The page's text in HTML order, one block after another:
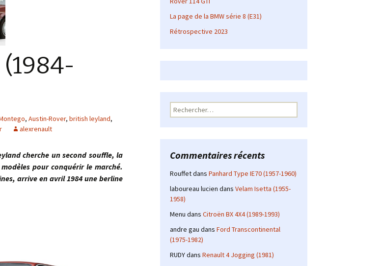
, Austin-Rover, british leyland,
alexrenault
cherche un second souffle, la
pour conquérir le marché.
arrive en avril 1984 une berline
La page de la BMW série 8 (E31)
Rétrospective 2023
Rechercher :
Commentaires récents
Rouffetdans Panhard Type IE70 (1957-1960)
laboureau lucien dans Velam Isetta (1955-
1958)
Menu dans Citroën BX 4X4 (1989-1993)
andre gau dans Ford Transcontinental
(1975-1982)
RUDYdans Renault 4 Jogging (1981)